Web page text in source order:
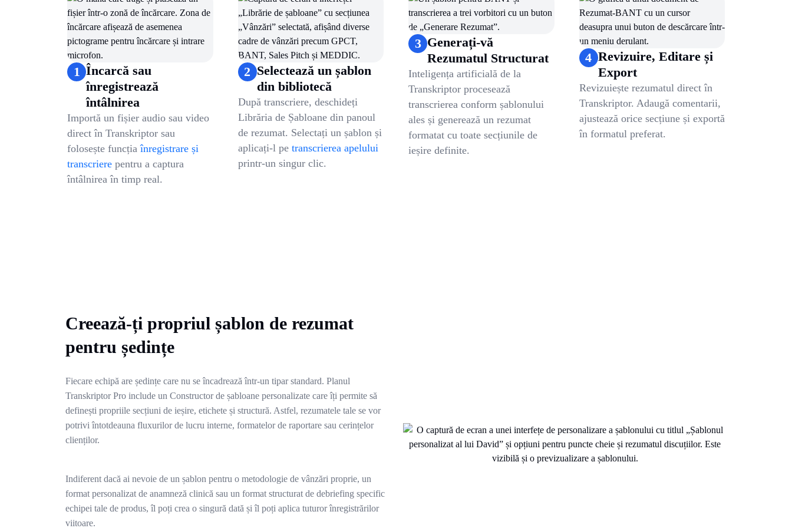
de produs să poată acționa în baza observațiilor practice, nu doar a opiniilor
Citește mai mult
2. Selectează un șablon din bibliotecă
Generați-vă Rezumatul Structurat
. Revizuire, Editare și Export
1 Încarcă sau
înregistrează
întâlnirea
Importă un fișier audio sau video
direct în Transkriptor sau
folosește funcțiaînregistrare și
transcriere pentru a captura
întâlnirea în timp real.
2 Selectează un șablon
din bibliotecă
După transcriere, deschideți
Librăria de Șabloane din panoul
de rezumat. Selectați un șablon și
aplicați-l pe transcrierea apelului
printr-un singur clic.
3 Generați-vă
Rezumatul Structurat
Inteligența artificială de la
Transkriptor procesează
transcrierea conform șablonului
ales și generează un rezumat
formatat cu toate secțiunile de
ieșire definite.
4 Revizuire, Editare și
Export
Revizuiește rezumatul direct în
Transkriptor. Adaugă comentarii,
ajustează orice secțiune și exportă
în formatul preferat.
Creează-ți propriul șablon de rezumat
pentru ședințe
Fiecare echipă are ședințe care nu se încadrează într-un tipar standard. Planul
Transkriptor Pro include un Constructor de șabloane personalizate care îți permite să
definești propriile secțiuni de ieșire, etichete și structură. Astfel, rezumatele tale se vor
potrivi întotdeauna fluxurilor de lucru interne, formatelor de raportare sau cerințelor
clienților.
Indiferent dacă ai nevoie de un șablon pentru o metodologie de vânzări proprie, un
format personalizat de anamneză clinică sau un format structurat de debriefing specific
echipei tale de produs, îl poți crea o singură dată și îl poți aplica tuturor înregistrărilor
viitoare.